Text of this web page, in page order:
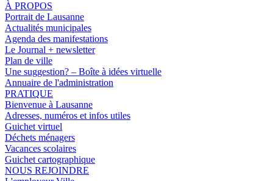
À PROPOS
Portrait de Lausanne
Actualités municipales
Agenda des manifestations
Le Journal + newsletter
Plan de ville
Une suggestion? – Boîte à idées virtuelle
Annuaire de l'administration
PRATIQUE
Bienvenue à Lausanne
Adresses, numéros et infos utiles
Guichet virtuel
Déchets ménagers
Vacances scolaires
Guichet cartographique
NOUS REJOINDRE